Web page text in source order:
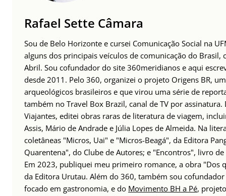
Rafael Sette Câmara
Sou de Belo Horizonte e cursei Comunicação Social na
alguns dos principais veículos de comunicação do Brasil,
Abril. Sou cofundador do site 360meridianos e aqui
desde 2011. Pelo 360, organizei o projeto Origens BR,
arqueológicos brasileiros e que virou uma série de
também no Travel Box Brazil, canal de TV por
Viajantes, editei obras raras de literatura de viagem,
Assis, Mário de Andrade e Júlia Lopes de Almeida. Na
coletâneas "Micros, Uai" e "Micros-Beagá", da Editora
Quarentena", do Clube de Autores; e "Encontros", livro
Em 2023, publiquei meu primeiro romance, a obra "Dos
da Editora Urutau. Além do 360, também sou
focado em gastronomia, e do Movimento BH a Pé,